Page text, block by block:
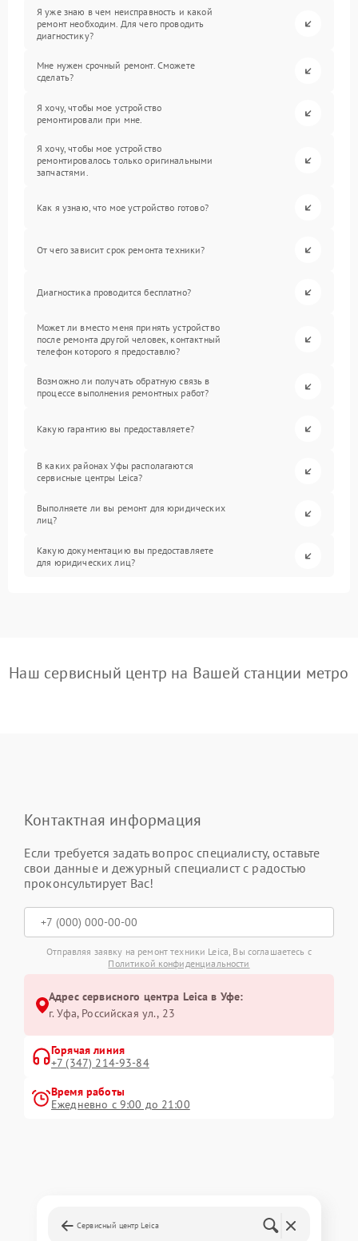
Я уже знаю в чем неисправность и какой
ремонт необходим. Для чего проводить
диагностику?
Мне нужен срочный ремонт. Сможете
сделать?
Я хочу, чтобы мое устройство
ремонтировали при мне.
Я хочу, чтобы мое устройство
ремонтировалось только оригинальными
запчастями.
Как я узнаю, что мое устройство готово?
От чего зависит срок ремонта техники?
Диагностика проводится бесплатно?
Может ли вместо меня принять устройство
после ремонта другой человек, контактный
телефон которого я предоставлю?
Возможно ли получать обратную связь в
процессе выполнения ремонтных работ?
Какую гарантию вы предоставляете?
В каких районах Уфы располагаются
сервисные центры Leica?
Выполняете ли вы ремонт для юридических
лиц?
Какую документацию вы предоставляете
для юридических лиц?
Наш сервисный центр на Вашей станции метро
Контактная информация
Если требуется задать вопрос специалисту, оставьте
свои данные и дежурный специалист с радостью
проконсультирует Вас!
Отправляя заявку на ремонт техники Leica, Вы соглашаетесь с
Политикой конфиденциальности
Адрес сервисного центра Leica в Уфе:
г. Уфа, Российская ул., 23
Горячая линия
+7 (347) 214-93-84
Время работы
Ежедневно с 9:00 до 21:00
Сервисный центр Leica